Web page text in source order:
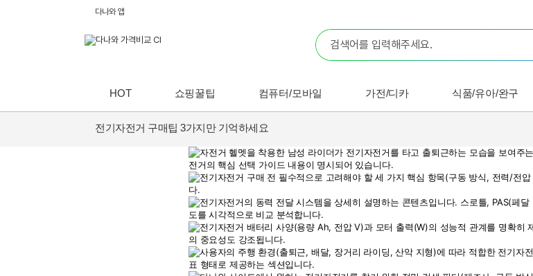
다나와 앱
HOT 쇼핑꿀팁 컴퓨터/모바일 가전/디카 식품/유아/완구
전기자전거 구매팁 3가지만 기억하세요